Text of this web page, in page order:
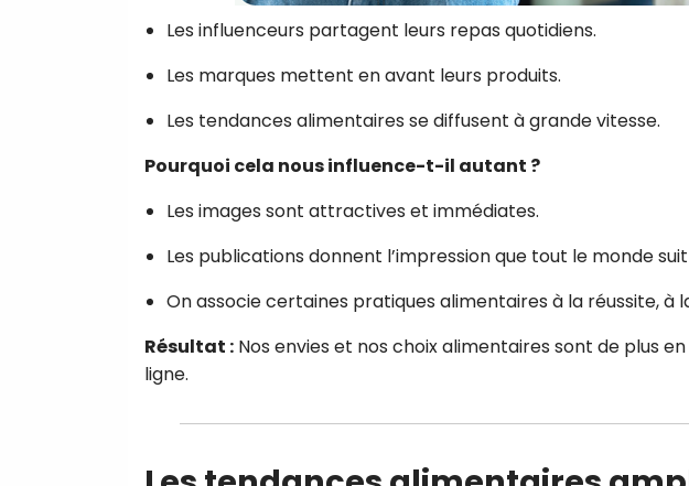
Les influenceurs partagent leurs repas quotidiens.
Les marques mettent en avant leurs produits.
Les tendances alimentaires se diffusent à grande vitesse.
Pourquoi cela nous influence-t-il autant ?
Les images sont attractives et immédiates.
Les publications donnent l’impression que tout le monde
On associe certaines pratiques alimentaires à la réussite, à
Résultat : Nos envies et nos choix alimentaires sont de plus
ligne.